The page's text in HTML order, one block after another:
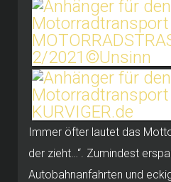
Immer öfter lautet das
der zieht…“. Zumindest
Autobahnanfahrten und